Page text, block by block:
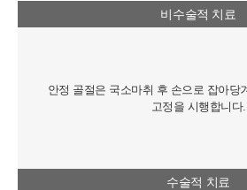
비수술적 치료
안정 골절은 국소마취 후 손으로 잡아당
고정을 시행합니다.
수술적 치료